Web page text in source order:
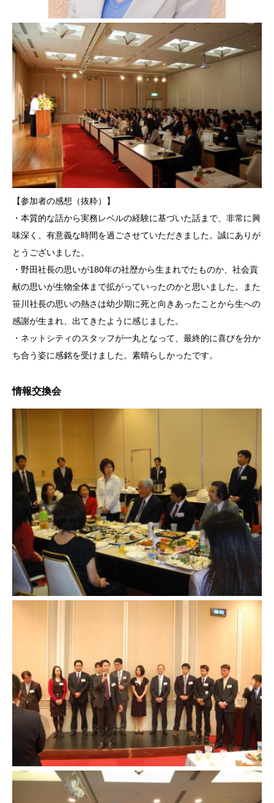
【参加者の感想（抜粋）】
・本質的な話から実務レベルの経験に基づいた話まで、非常に興
味深く、有意義な時間を過ごさせていただきました。誠にありが
とうございました。
・野田社長の思いが180年の社歴から生まれでたものか、社会貢
献の思いが生物全体まで拡がっていったのかと思いました。また
笹川社長の思いの熱さは幼少期に死と向きあったことから生への
感謝が生まれ、出てきたように感じました。
・ネットシティのスタッフが一丸となって、最終的に喜びを分か
ち合う姿に感銘を受けました。素晴らしかったです。
情報交換会